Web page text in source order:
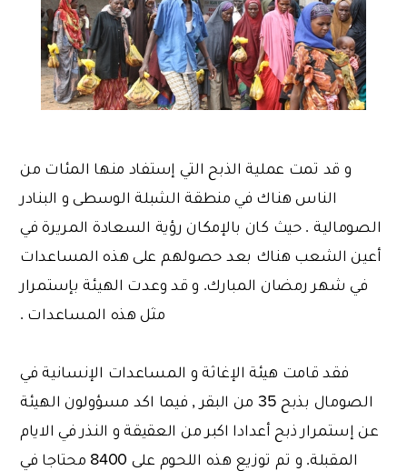
و قد تمت عملية الذبح التي إستفاد منها المئات من
الناس هناك في منطقة الشبلة الوسطى و البنادر
الصومالية . حيث كان بالإمكان رؤية السعادة المريرة في
أعين الشعب هناك بعد حصولهم على هذه المساعدات
في شهر رمضان المبارك. و قد وعدت الهيئة بإستمرار
مثل هذه المساعدات .
فقد قامت هيئة الإغاثة و المساعدات الإنسانية في
الصومال بذبح 35 من البقر , فيما اكد مسؤولون الهيئة
عن إستمرار ذبح أعدادا اكبر من العقيقة و النذر في الايام
المقبلة. و تم توزيع هذه اللحوم على 8400 محتاجا في